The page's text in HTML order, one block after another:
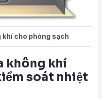
khí cho phòng sạch
không khí
soát nhiệt